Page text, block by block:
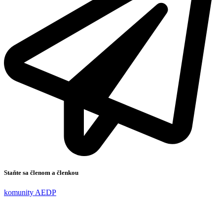
Staňte sa členom a členkou
komunity AEDP